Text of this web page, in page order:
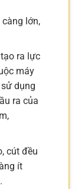
lớn,
ra lực
máy
dụng
ra của
cút đều
ít